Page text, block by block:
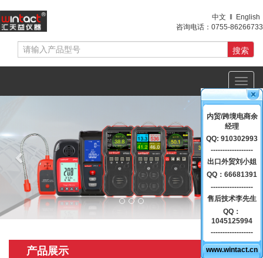
中文
English
咨询电话： 0755-86266733
产品展示
内贸/跨境电商余
经理
QQ: 910302993
------------------
出口外贸刘小姐
QQ：66681391
------------------
售后技术李先生
QQ：
1045125994
------------------
www.wintact.cn